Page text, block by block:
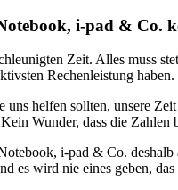
i-pad & Co.
Zeit. Alles muss
Rechenleistung
uns helfen sollten, unsere
Wunder, dass die
i-pad & Co.
es wird nie eines geben,